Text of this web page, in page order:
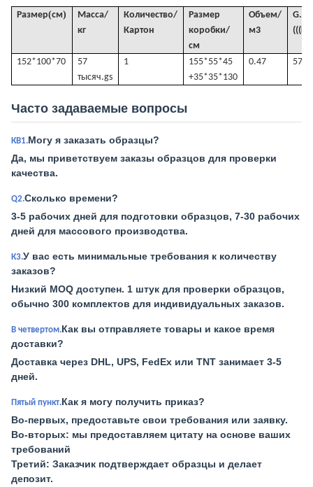
Размер(см)
Масса/
кг
Количество/
Картон
Размер
коробки/
см
Объем/
м3
G.
152*100*70
57
тысяч.gs
1
155*55*45
+35*35*130
0.47 57
Часто задаваемые вопросы
КВ1.Могу я заказать образцы?
Да, мы приветствуем заказы образцов для проверки
качества.
Q2.Сколько времени?
3-5 рабочих дней для подготовки образцов, 7-30 рабочих
дней для массового производства.
К3.У вас есть минимальные требования к количеству
заказов?
Низкий MOQ доступен. 1 штук для проверки образцов,
обычно 300 комплектов для индивидуальных заказов.
В четвертом.Как вы отправляете товары и какое время
доставки?
Доставка через DHL, UPS, FedEx или TNT занимает 3-5
дней.
Пятый пункт.Как я могу получить приказ?
Во-первых, предоставьте свои требования или заявку.
Во-вторых: мы предоставляем цитату на основе ваших
требований
Третий: Заказчик подтверждает образцы и делает
депозит.